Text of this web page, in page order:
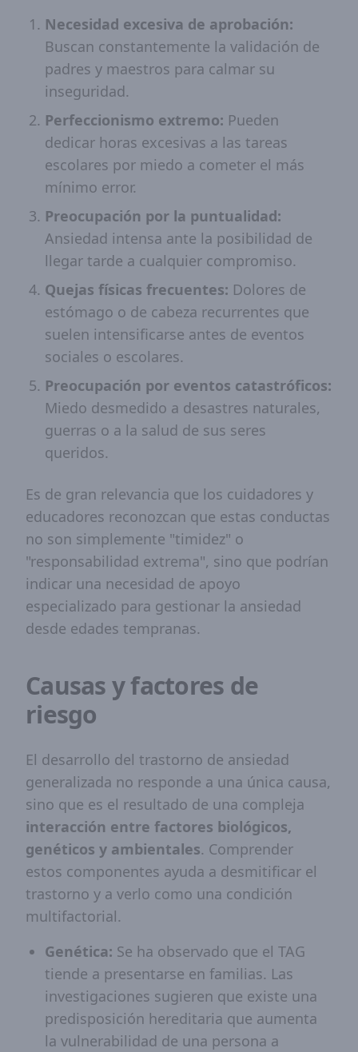
Necesidad excesiva de aprobación:
Buscan constantemente la validación de
padres y maestros para calmar su
inseguridad.
Perfeccionismo extremo: Pueden
dedicar horas excesivas a las tareas
escolares por miedo a cometer el más
mínimo error.
Preocupación por la puntualidad:
Ansiedad intensa ante la posibilidad de
llegar tarde a cualquier compromiso.
Quejas físicas frecuentes: Dolores de
estómago o de cabeza recurrentes que
suelen intensificarse antes de eventos
sociales o escolares.
Preocupación por eventos catastróficos:
Miedo desmedido a desastres naturales,
guerras o a la salud de sus seres
queridos.
Es de gran relevancia que los cuidadores y
educadores reconozcan que estas conductas
no son simplemente "timidez" o
"responsabilidad extrema", sino que podrían
indicar una necesidad de apoyo
especializado para gestionar la ansiedad
desde edades tempranas.
Causas y factores de
riesgo
El desarrollo del trastorno de ansiedad
generalizada no responde a una única causa,
sino que es el resultado de una compleja
interacción entre factores biológicos,
genéticos y ambientales. Comprender
estos componentes ayuda a desmitificar el
trastorno y a verlo como una condición
multifactorial.
Genética: Se ha observado que el TAG
tiende a presentarse en familias. Las
investigaciones sugieren que existe una
predisposición hereditaria que aumenta
la vulnerabilidad de una persona a